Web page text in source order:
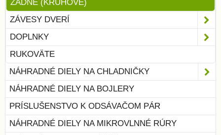
ZADNÉ (KRUHOVÉ)
ZÁVESY DVERÍ
DOPLNKY
RUKOVÄTE
NÁHRADNÉ DIELY NA CHLADNIČKY
NÁHRADNÉ DIELY NA BOJLERY
PRÍSLUŠENSTVO K ODSÁVAČOM PÁR
NÁHRADNÉ DIELY NA MIKROVLNNÉ RÚRY